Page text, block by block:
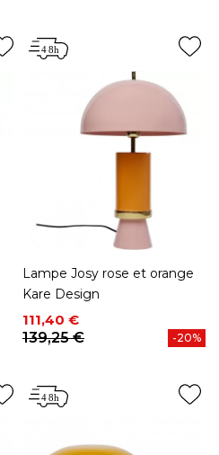
Lampe Josy rose et orange
Kare Design
Prix
111,40 €
Prix de base
139,25 €
-20%